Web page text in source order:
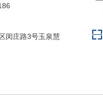
闵庄路3号玉泉慧